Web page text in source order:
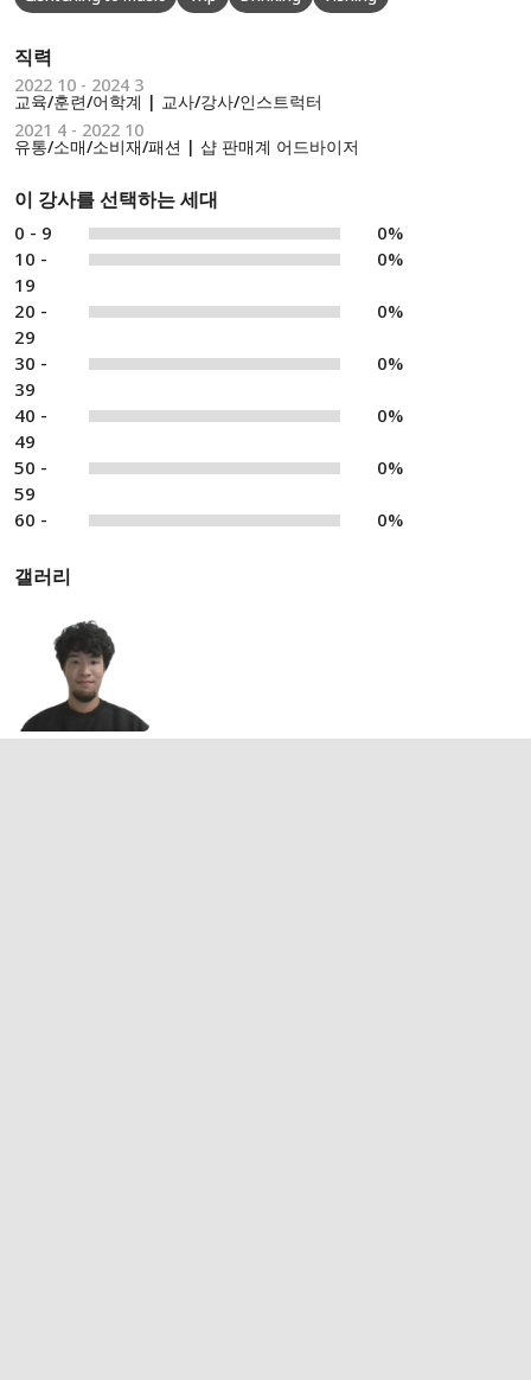
직력
2022 10 - 2024 3
교육/훈련/어학계 | 교사/강사/인스트럭터
2021 4 - 2022 10
유통/소매/소비재/패션 | 샵 판매계 어드바이저
이 강사를 선택하는 세대
0 - 9
0%
10 -
19
0%
20 -
29
0%
30 -
39
0%
40 -
49
0%
50 -
59
0%
60 - 0%
갤러리